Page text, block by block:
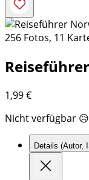
256 Fotos, 11
1,99€
Nicht verfügbar 😥
Details (Autor,